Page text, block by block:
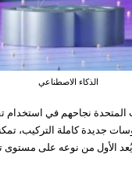
الذكاء الاصطناعي
المتحدة نجاحهم في استخدام
جديدة كاملة التركيب،
يُعد الأول من نوعه على مستوى